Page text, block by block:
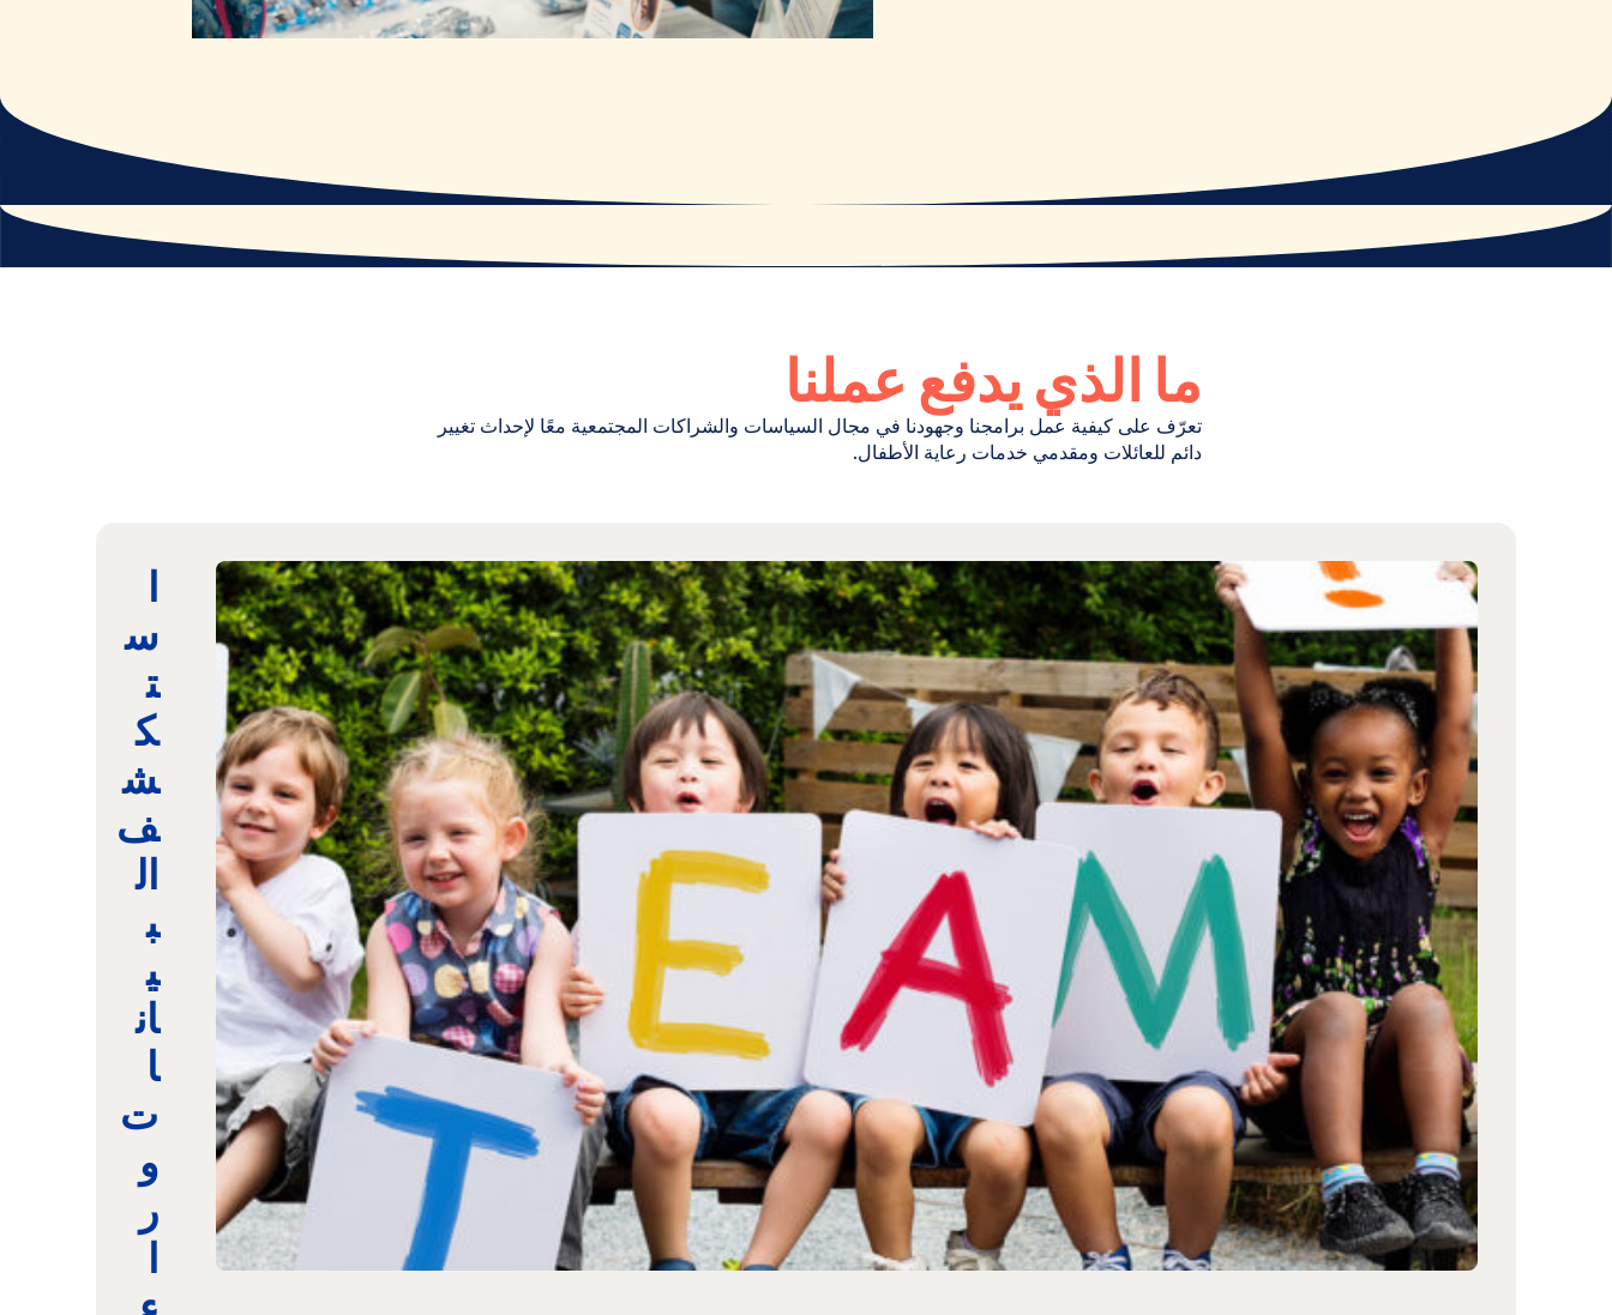
ما الذي يدفع عملنا
تعرّف على كيفية عمل برامجنا وجهودنا في مجال السياسات والشراكات المجتمعية معًا لإحداث تغيير
دائم للعائلات ومقدمي خدمات رعاية الأطفال.
المزيد:
استكشف
البيانات
الاستثمارات
رعاية
الأطفال
جديدة)
ا
س
ت
ك
ش
ف
ال
ب
ي
ان
ا
ت
و
ر
ا
ء